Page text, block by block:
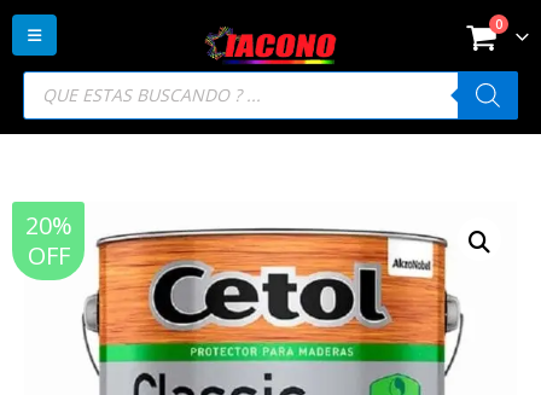
Búsqueda
productos
0
20%
OFF